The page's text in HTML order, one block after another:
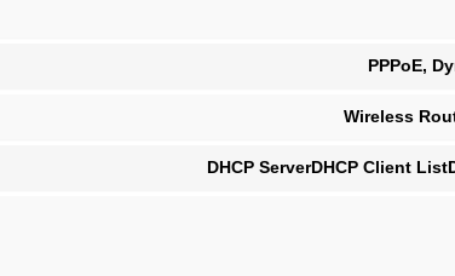
PPPoE,
Wireless
DHCP ServerDHCP Client